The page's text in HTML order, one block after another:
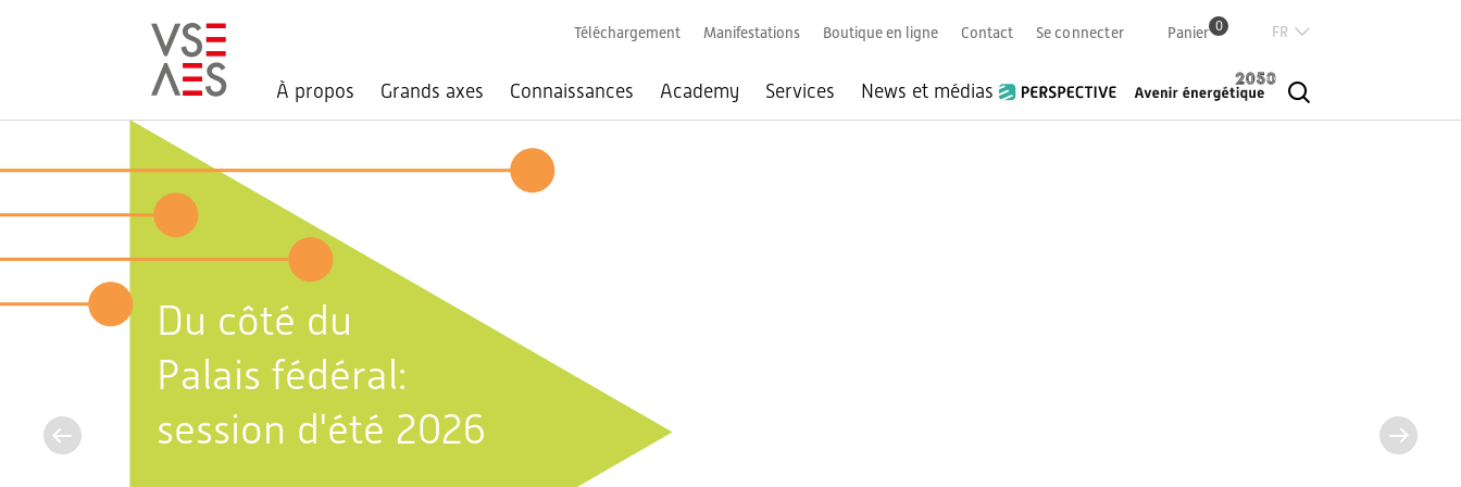
contenu
À propos Grands axes Connaissances Academy Services News et médias
Téléchargement Manifestations Boutique en ligne Contact Se connecter Panier 0
Du côté du
Palais fédéral:
session d'été 2026